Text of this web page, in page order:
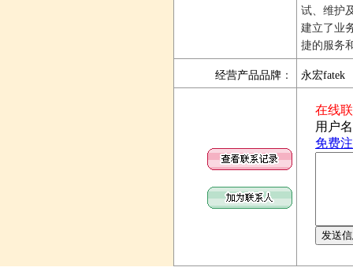
试、维护
建立了业
捷的服务
经营产品品牌 ： 永宏fatek